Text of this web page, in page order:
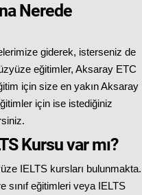
Nerede
giderek, isterseniz de
eğitimler, Aksaray ETC
için size en yakın Aksaray
için ise istediğiniz
Kursu var mı?
IELTS kursları bulunmakta.
sınıf eğitimleri veya IELTS